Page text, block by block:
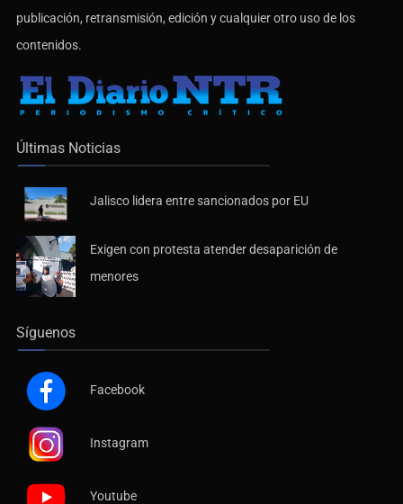
publicación, retransmisión, edición y cualquier otro uso de los
contenidos.
Últimas Noticias
Jalisco lidera entre sancionados por EU
Exigen con protesta atender desaparición de
menores
Síguenos
Facebook
Instagram
Youtube